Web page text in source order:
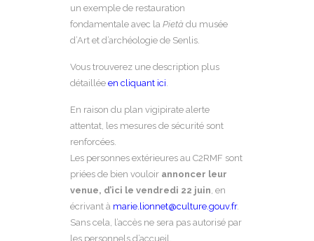
un exemple de restauration
fondamentale avec la Pietà du musée
d’Art et d’archéologie de Senlis.
Vous trouverez une description plus
détaillée en cliquant ici.
En raison du plan vigipirate alerte
attentat, les mesures de sécurité sont
renforcées.
Les personnes extérieures au C2RMF sont
priées de bien vouloir annoncer leur
venue, d’ici le vendredi 22 juin, en
écrivant à marie.lionnet@culture.gouv.fr.
Sans cela, l’accès ne sera pas autorisé par
les personnels d’accueil.